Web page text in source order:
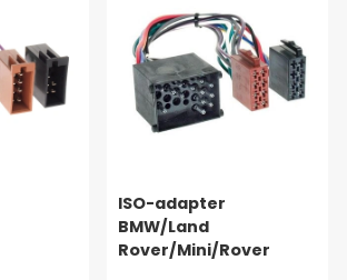
ISO-adapter
BMW/Land
Rover/Mini/Rover